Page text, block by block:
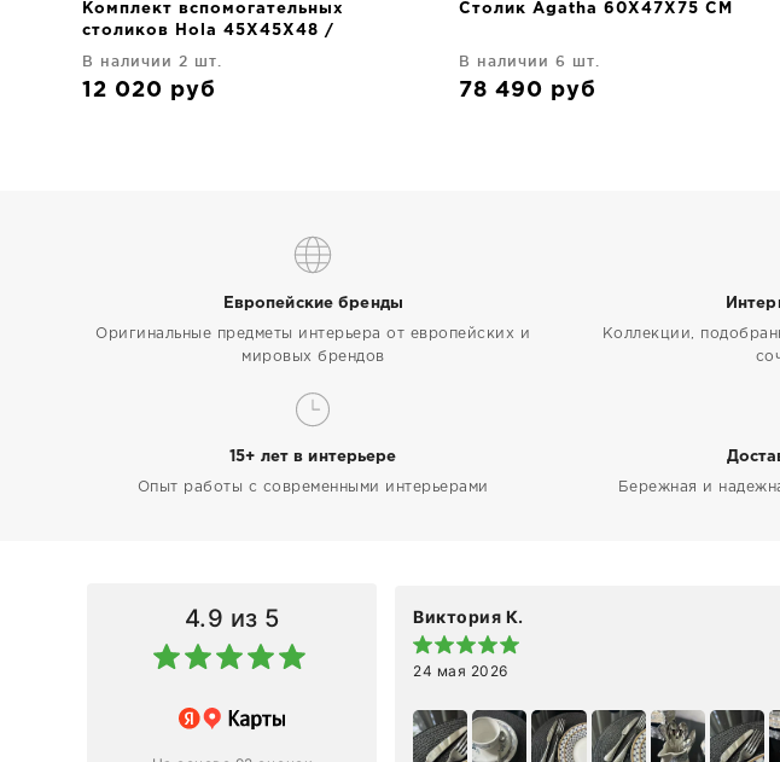
Комплект вспомогательных
столиков Hola 45X45X48 /
В наличии 2 шт.
12 020 руб
Столик Agatha 60X47X75 CM
В наличии 6 шт.
78 490 руб
Европейские бренды
Оригинальные предметы интерьера от европейских и
мировых брендов
Коллекции,
15+ лет в интерьере
Опыт работы с современными интерьерами Бережная и
4.9 из 5
магазину за оперативную
Виктория К.
24 мая 2026